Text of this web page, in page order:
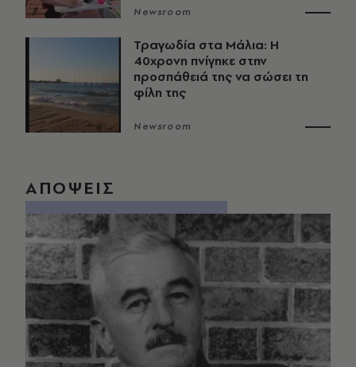
Newsroom
Τραγωδία στα Μάλια: Η
40χρονη πνίγηκε στην
προσπάθειά της να σώσει τη
φίλη της
Newsroom
ΑΠΟΨΕΙΣ